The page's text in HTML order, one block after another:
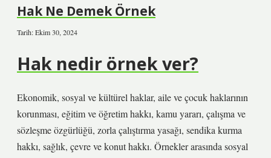
Hak Ne Demek Örnek
Tarih: Ekim 30, 2024
Hak nedir örnek ver?
Ekonomik, sosyal ve kültürel haklar, aile ve çocuk haklarının
korunması, eğitim ve öğretim hakkı, kamu yararı, çalışma ve
sözleşme özgürlüğü, zorla çalıştırma yasağı, sendika kurma
hakkı, sağlık, çevre ve konut hakkı. Örnekler arasında sosyal